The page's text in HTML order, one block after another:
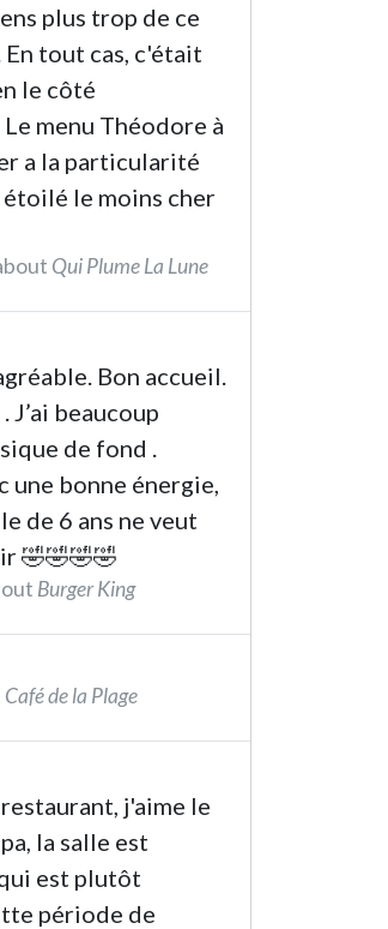
plus trop de ce
En tout cas, c'était
le côté
menu Théodore à
a la particularité
le moins cher
Qui Plume La Lune
Bon accueil.
J’ai beaucoup
de fond .
une bonne énergie,
de 6 ans ne veut
🤣🤣🤣🤣
Burger King
Café de la Plage
j'aime le
la salle est
est plutôt
période de